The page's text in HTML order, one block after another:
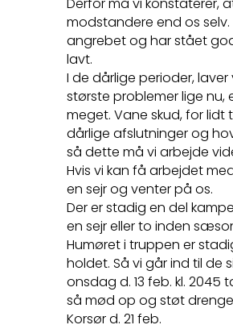
modstandere end os
angrebet og har stået
lavt.
I de dårlige perioder,
største problemer lige
meget. Vane skud, for
dårlige afslutninger og
så dette må vi arbejde
Hvis vi kan få arbejdet
en sejr og venter på os.
Der er stadig en del
en sejr eller to inden
Humøret i truppen er
holdet. Så vi går ind til de
onsdag d. 13 feb. kl. 2045
så mød op og støt
Korsør d. 21 feb.